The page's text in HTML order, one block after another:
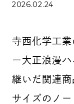
2026.02.24
寺西化学工業
ー大正浪漫
継いだ関連
サイズのノ